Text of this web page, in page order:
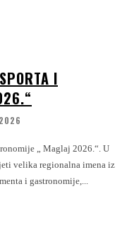
I
„ Maglaj 2026.“. U
velika regionalna imena iz
i gastronomije,...